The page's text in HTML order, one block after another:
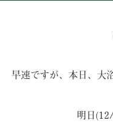
早速ですが、本日、大
明日